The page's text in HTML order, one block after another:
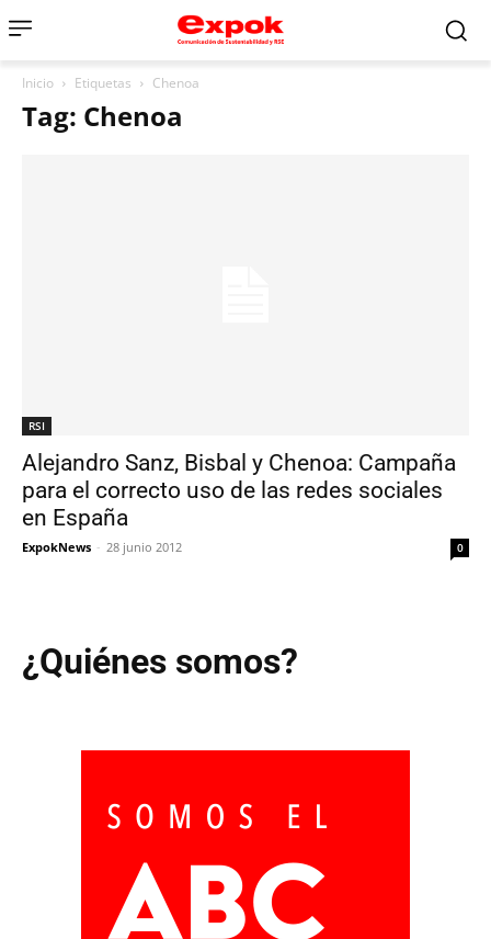
Inicio Etiquetas Chenoa
Tag: Chenoa
RSI
Alejandro Sanz, Bisbal y Chenoa: Campaña
para el correcto uso de las redes sociales
en España
ExpokNews - 28 junio 2012 0
¿Quiénes somos?